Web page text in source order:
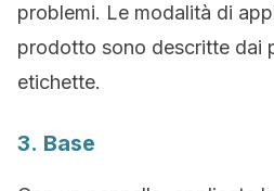
problemi. Le modalità di
prodotto sono descritte dai
etichette.
3. Base